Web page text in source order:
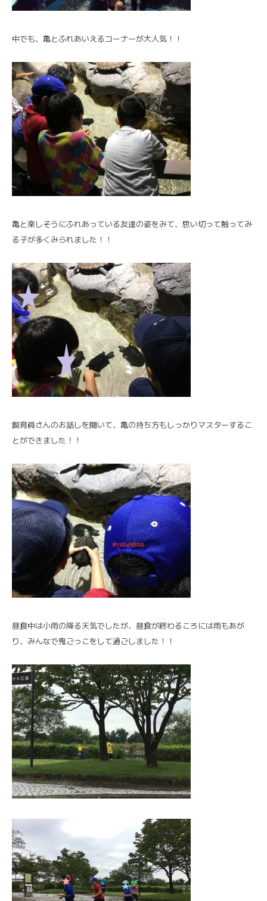
中でも、亀とふれあいえるコーナーが大人気！！
亀と楽しそうにふれあっている友達の姿をみて、思い切って触ってみ
る子が多くみられました！！
飼育員さんのお話しを聞いて、亀の持ち方もしっかりマスターするこ
とができました！！
昼食中は小雨の降る天気でしたが、昼食が終わるころには雨もあが
り、みんなで鬼ごっこをして過ごしました！！